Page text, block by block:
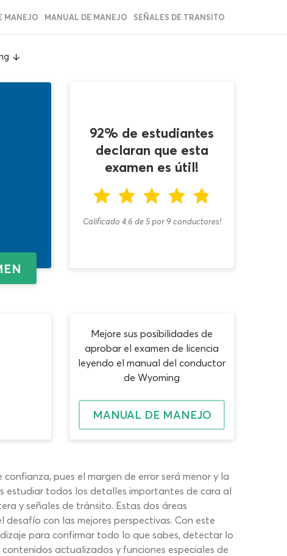
MANEJO MANUAL DE MANEJO SEÑALES DE TRANSITO
92% de estudiantes
declaran que esta
examen es útil!
Calificado 4.6 de5por 9 conductores!
Mejore sus posibilidades de
aprobar el examen de licencia
leyendo el manual del conductor
de Wyoming
MANUAL DE MANEJO
pues el margen de error será menor y la
estudiar todos los detalles importantes de cara al
y señales de tránsito. Estas dos áreas
con las mejores perspectivas. Con este
para confirmar todo lo que sabes, detectar lo
actualizados y funciones especiales de